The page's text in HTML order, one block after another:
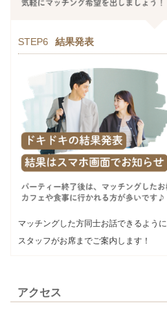
STEP6 結果発表
マッチングした方同士お話できるように
スタッフがお席までご案内します！
アクセス